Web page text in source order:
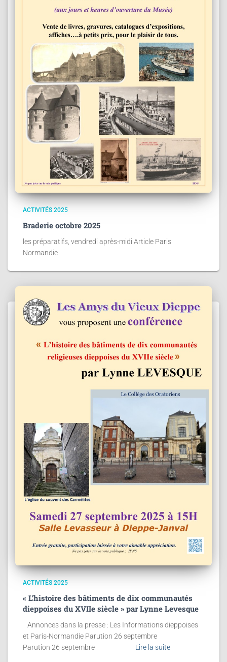
ACTIVITÉS 2025
Braderie octobre 2025
les préparatifs, vendredi après-midi Article Paris
Normandie
ACTIVITÉS 2025
« L’histoire des bâtiments de dix communautés
dieppoises du XVIIe siècle » par Lynne Levesque
Annonces dans la presse : Les Informations dieppoises
et Paris-Normandie Parution 26 septembre
Parution 26 septembre
Lire la suite